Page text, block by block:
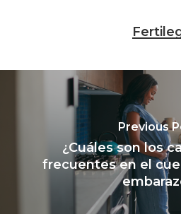
Previous
¿Cuáles son los
frecuentes en el